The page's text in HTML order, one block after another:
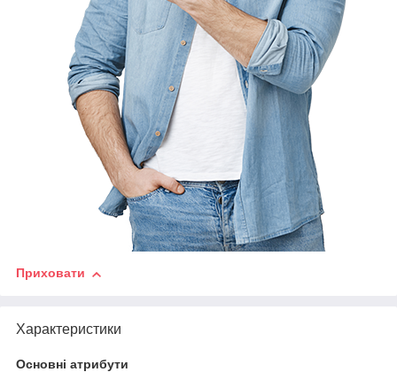
Приховати
Характеристики
Основні атрибути